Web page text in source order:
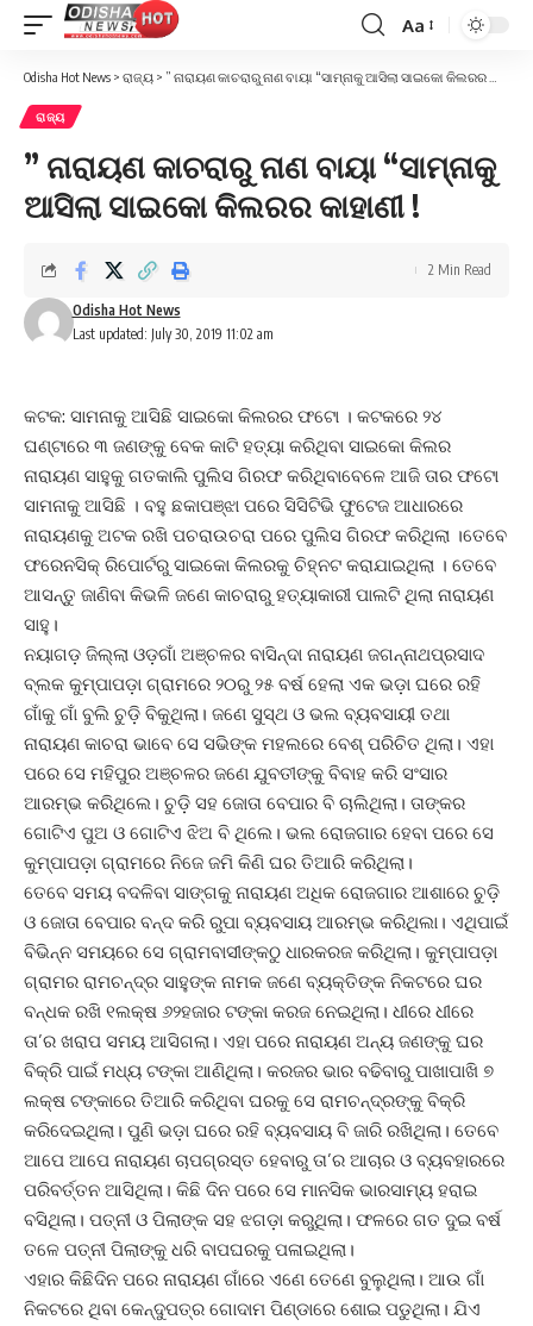
Font
Resizer
Aa
Odisha Hot News > ରାଜ୍ୟ > ” ନାରାୟଣ କାଚରାରୁ ନାଣ ବାୟା “ସାମ୍ନାକୁ ଆସିଲା ସାଇକୋ କିଲରର କାହାଣୀ !
ରାଜ୍ୟ
” ନାରାୟଣ କାଚରାରୁ ନାଣ ବାୟା “ସାମ୍ନାକୁ
ଆସିଲା ସାଇକୋ କିଲରର କାହାଣୀ !
Last updated: July 30, 2019 11:02 am
Odisha Hot News
2 Min Read
କଟକ: ସାମନାକୁ ଆସିଛି ସାଇକୋ କିଲରର ଫଟୋ । କଟକରେ ୨୪
ଘଣ୍ଟାରେ ୩ ଜଣଙ୍କୁ ବେକ କାଟି ହତ୍ୟା କରିଥିବା ସାଇକୋ କିଲର
ନାରାୟଣ ସାହୁକୁ ଗତକାଲି ପୁଲିସ ଗିରଫ କରିଥିବାବେଳେ ଆଜି ତାର ଫଟୋ
ସାମନାକୁ ଆସିଛି । ବହୁ ଛକାପଞ୍ଝା ପରେ ସିସିଟିଭି ଫୁଟେଜ ଆଧାରରେ
ନାରାୟଣକୁ ଅଟକ ରଖି ପଚରାଉଚରା ପରେ ପୁଲିସ ଗିରଫ କରିଥିଲା ।ତେବେ
ଫରେନସିକ୍ ରିପୋର୍ଟରୁ ସାଇକୋ କିଲରକୁ ଚିହ୍ନଟ କରାଯାଇଥିଲା । ତେବେ
ଆସନ୍ତୁ ଜାଣିବା କିଭଳି ଜଣେ କାଚରାରୁ ହତ୍ୟାକାରୀ ପାଲଟି ଥିଲା ନାରାୟଣ
ସାହୁ।
ନୟାଗଡ଼ ଜିଲ୍ଲା ଓଡ଼ଗାଁ ଅଞ୍ଚଳର ବାସିନ୍ଦା ନାରାୟଣ ଜଗନ୍ନାଥପ୍ରସାଦ
ବ୍ଲକ କୁମ୍ପାପଡ଼ା ଗ୍ରାମରେ ୨୦ରୁ ୨୫ ବର୍ଷ ହେଲା ଏକ ଭଡ଼ା ଘରେ ରହି
ଗାଁକୁ ଗାଁ ବୁଲି ଚୁଡ଼ି ବିକୁଥିଲା। ଜଣେ ସୁସ୍ଥ ଓ ଭଲ ବ୍ୟବସାୟୀ ତଥା
ନାରାୟଣ କାଚରା ଭାବେ ସେ ସଭିଙ୍କ ମହଲରେ ବେଶ୍‌ ପରିଚିତ ଥିଲା। ଏହା
ପରେ ସେ ମହିପୁର ଅଞ୍ଚଳର ଜଣେ ଯୁବତୀଙ୍କୁ ବିବାହ କରି ସଂସାର
ଆରମ୍ଭ କରିଥିଲେ। ଚୁଡ଼ି ସହ ଜୋତା ବେପାର ବି ଚାଲିଥିଲା। ତାଙ୍କର
ଗୋଟିଏ ପୁଅ ଓ ଗୋଟିଏ ଝିଅ ବି ଥିଲେ। ଭଲ ରୋଜଗାର ହେବା ପରେ ସେ
କୁମ୍ପାପଡ଼ା ଗ୍ରାମରେ ନିଜେ ଜମି କିଣି ଘର ତିଆରି କରିଥିଲା।
ତେବେ ସମୟ ବଦଳିବା ସାଙ୍ଗକୁ ନାରାୟଣ ଅଧିକ ‌ରୋଜଗାର ଆଶାରେ ଚୁଡ଼ି
ଓ ଜୋତା ବେପାର ବନ୍ଦ କରି ରୁପା ବ୍ୟବସାୟ ଆରମ୍ଭ କରିଥିଲ‌ା। ଏଥିପାଇଁ
ବିଭିନ୍ନ ସମୟରେ ସେ ଗ୍ରାମବାସୀଙ୍କଠୁ ଧାରକରଜ କରିଥିଲା। କୁମ୍ପାପଡ଼ା
ଗ୍ରାମର ରାମଚନ୍ଦ୍ର ସାହୁଙ୍କ ନାମକ ଜଣେ ବ୍ୟକ୍ତିଙ୍କ ନିକଟରେ ଘର
ବନ୍ଧକ ରଖି ୧ଲକ୍ଷ ୬୨ହଜାର ଟଙ୍କା କରଜ ନେଇଥିଲା। ଧୀରେ ଧୀରେ
ତା’ର ଖରାପ ସମୟ ଆସିଗଲା। ଏହା ପରେ ନାରାୟଣ ଅନ୍ୟ ଜଣଙ୍କୁ ଘର
ବିକ୍ରି ପାଇଁ ମଧ୍ୟ ଟଙ୍କା ଆଣିଥିଲା। କରଜର ଭାର ବଢିବାରୁ ପାଖାପାଖି ୭
ଲକ୍ଷ ଟଙ୍କାରେ ତିଆରି କରିଥିବା ଘରକୁ ସେ ରାମଚନ୍ଦ୍ରଙ୍କୁ ବିକ୍ରି
କରିଦେଇଥିଲା। ପୁଣି ଭଡ଼ା ଘରେ ରହି ବ୍ୟବସାୟ ବି ଜାରି ରଖିଥିଲା। ତେବେ
ଆପେ ଆପେ ନାରାୟଣ ଚାପଗ୍ରସ୍ତ ହେବାରୁ ତା’ର ଆଚାର ଓ ବ୍ୟବହାରରେ
ପରିବର୍ତ୍ତନ ଆସିଥିଲା। କିଛି ଦିନ ପରେ ସେ ମାନସିକ ଭାରସାମ୍ୟ ହରାଇ
ବସିଥିଲା। ପତ୍ନୀ ଓ ପିଲାଙ୍କ ସହ ଝଗଡ଼ା କରୁଥିଲା। ଫଳରେ ଗତ ଦୁଇ ବର୍ଷ
ତଳେ ପତ୍ନୀ ପିଲାଙ୍କୁ ଧରି ବାପଘରକୁ ପଳାଇଥିଲା।
ଏହାର କିଛିଦିନ ପରେ ନାରାୟଣ ଗାଁରେ ଏଣେ ତେଣେ ବୁଲୁଥିଲା। ଆଉ ଗାଁ
ନିକଟରେ ଥିବା କେନ୍ଦୁପତ୍ର ଗୋଦାମ ପିଣ୍ଡାରେ ଶୋଇ ପଡୁଥିଲା। ଯିଏ